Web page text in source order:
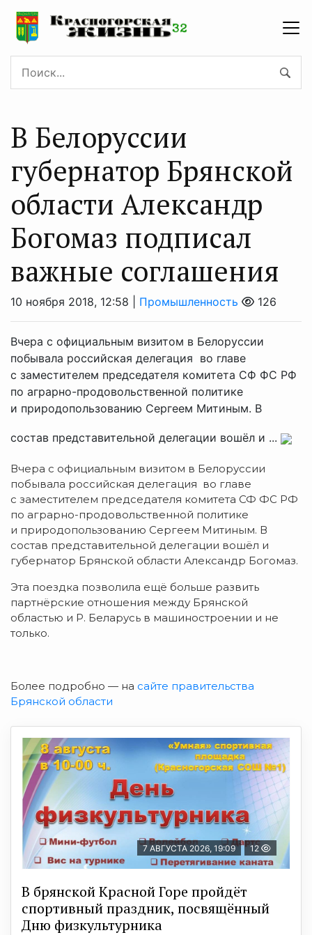
В Белоруссии
губернатор Брянской
области Александр
Богомаз подписал
важные соглашения
10 ноября 2018, 12:58 | Промышленность 126
Вчера с официальным визитом в Белоруссии
побывала российская делегация во главе
с заместителем председателя комитета СФ ФС РФ
по аграрно-продовольственной политике
и природопользованию Сергеем Митиным. В
состав представительной делегации вошёл и ...
Вчера с официальным визитом в Белоруссии
побывала российская делегация во главе
с заместителем председателя комитета СФ ФС РФ
по аграрно-продовольственной политике
и природопользованию Сергеем Митиным. В
состав представительной делегации вошёл и
губернатор Брянской области Александр Богомаз.
Эта поездка позволила ещё больше развить
партнёрские отношения между Брянской
областью и Р. Беларусь в машиностроении и не
только.
Более подробно — на сайте правительства
Брянской области
7 АВГУСТА 2026, 19:09 12
В брянской Красной Горе пройдёт
спортивный праздник, посвящённый
Дню физкультурника